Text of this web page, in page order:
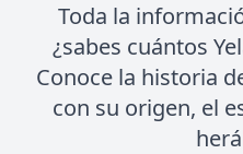
Toda la
¿sabes cuántos
Conoce la historia
con su origen, el